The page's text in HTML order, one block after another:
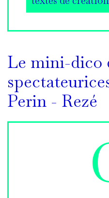
Le mini-dico
Perin - Rezé